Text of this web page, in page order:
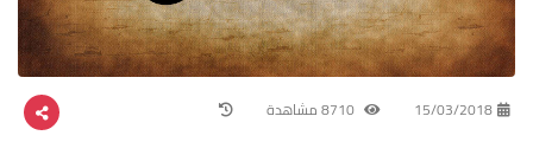
15/03/2018